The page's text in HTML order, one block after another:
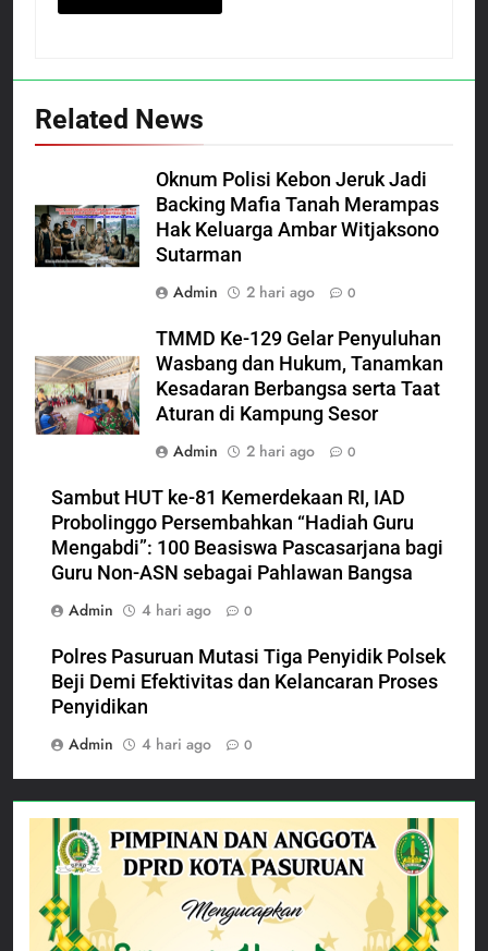
Related News
Oknum Polisi Kebon Jeruk Jadi
Backing Mafia Tanah Merampas
Hak Keluarga Ambar Witjaksono
Sutarman
Admin
2 hari ago 0
TMMD Ke-129 Gelar Penyuluhan
Wasbang dan Hukum, Tanamkan
Kesadaran Berbangsa serta Taat
Aturan di Kampung Sesor
Admin
2 hari ago 0
Sambut HUT ke-81 Kemerdekaan RI, IAD
Probolinggo Persembahkan “Hadiah Guru
Mengabdi”: 100 Beasiswa Pascasarjana bagi
Guru Non-ASN sebagai Pahlawan Bangsa
Admin
4 hari ago 0
Polres Pasuruan Mutasi Tiga Penyidik Polsek
Beji Demi Efektivitas dan Kelancaran Proses
Penyidikan
Admin
4 hari ago 0